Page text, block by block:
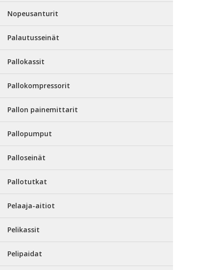
Nopeusanturit
Palautusseinät
Pallokassit
Pallokompressorit
Pallon painemittarit
Pallopumput
Palloseinät
Pallotutkat
Pelaaja-aitiot
Pelikassit
Pelipaidat